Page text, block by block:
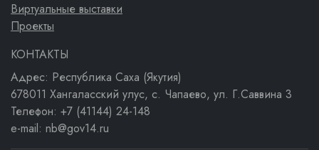
Виртуальные выставки
Проекты
КОНТАКТЫ
Адрес: Республика Саха (Якутия)
678011 Хангаласский улус, с. Чапаево, ул. Г.Саввина 3
Телефон: +7 (41144) 24-148
e-mail: nb@gov14.ru